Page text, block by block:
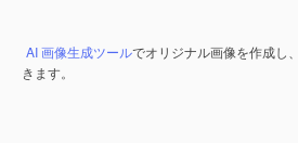
AI 画像生成ツールでオリジナル画像を作成し、
きます。